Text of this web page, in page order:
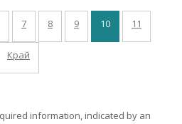
7 8 9 10 11
Край
information, indicated by an